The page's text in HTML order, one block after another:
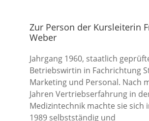
Zur Person der Kursleiterin
Weber
Jahrgang 1960, staatlich
Betriebswirtin in Fachrichtung
Marketing und Personal. Nach
Jahren Vertriebserfahrung in
Medizintechnik machte sie sich
1989 selbstständig und